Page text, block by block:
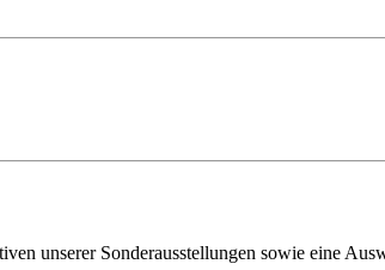
unserer Sonderausstellungen sowie eine